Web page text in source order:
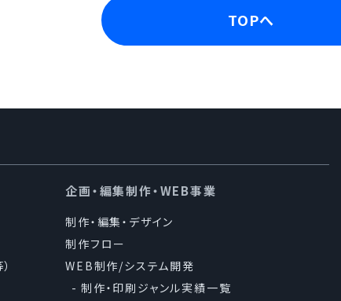
TOPへ
企画・編集制作・WEB事業
制作・編集・デザイン
制作フロー
WEB制作/システム開発
制作・印刷ジャンル実績一覧